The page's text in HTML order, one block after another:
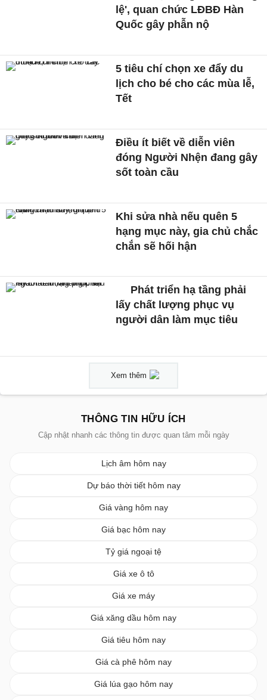
lệ', quan chức LĐBĐ Hàn
Quốc gây phẫn nộ
5 tiêu chí chọn xe đẩy du
lịch cho bé cho các mùa lễ,
Tết
Điều ít biết về diễn viên
đóng Người Nhện đang gây
sốt toàn cầu
Khi sửa nhà nếu quên 5
hạng mục này, gia chủ chắc
chắn sẽ hối hận
Phát triển hạ tầng phải
lấy chất lượng phục vụ
người dân làm mục tiêu
Xem thêm
THÔNG TIN HỮU ÍCH
Cập nhật nhanh các thông tin được quan tâm mỗi ngày
Lịch âm hôm nay
Dự báo thời tiết hôm nay
Giá vàng hôm nay
Giá bạc hôm nay
Tỷ giá ngoại tệ
Giá xe ô tô
Giá xe máy
Giá xăng dầu hôm nay
Giá tiêu hôm nay
Giá cà phê hôm nay
Giá lúa gạo hôm nay